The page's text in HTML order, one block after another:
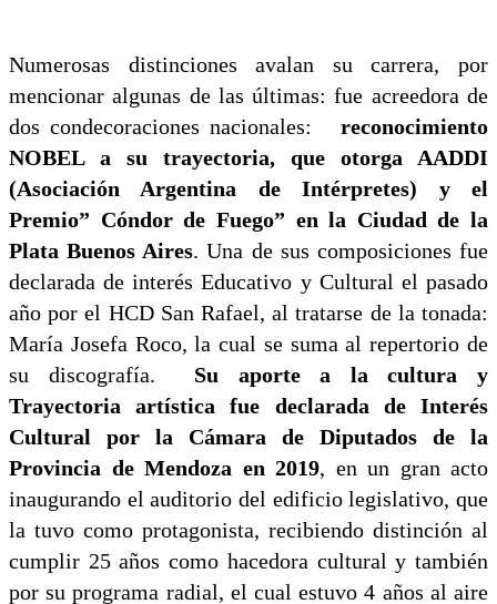
Numerosas distinciones avalan su carrera, por
mencionar algunas de las últimas: fue acreedora de
dos condecoraciones nacionales: reconocimiento
NOBEL a su trayectoria, que otorga AADDI
(Asociación Argentina de Intérpretes) y el
Premio” Cóndor de Fuego” en la Ciudad de la
Plata Buenos Aires. Una de sus composiciones fue
declarada de interés Educativo y Cultural el pasado
año por el HCD San Rafael, al tratarse de la tonada:
María Josefa Roco, la cual se suma al repertorio de
su discografía. Su aporte a la cultura y
Trayectoria artística fue declarada de Interés
Cultural por la Cámara de Diputados de la
Provincia de Mendoza en 2019, en un gran acto
inaugurando el auditorio del edificio legislativo, que
la tuvo como protagonista, recibiendo distinción al
cumplir 25 años como hacedora cultural y también
por su programa radial, el cual estuvo 4 años al aire